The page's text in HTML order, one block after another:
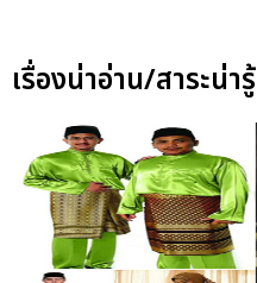
เรื่องน่าอ่าน/สาระน่ารู้